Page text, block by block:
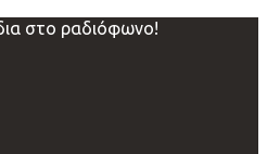
στο ραδιόφωνο!